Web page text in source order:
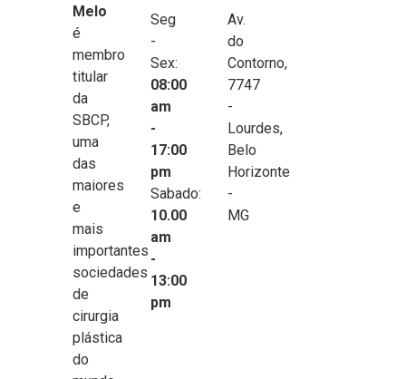
Melo
é
membro
titular
da
SBCP,
uma
das
maiores
e
mais
importantes
sociedades
de
cirurgia
plástica
do
Seg
-
Sex:
08:00
am
-
17:00
pm
Sabado:
10.00
am
-
13:00
pm
Av.
do
Contorno,
7747
-
Lourdes,
Belo
Horizonte
-
MG